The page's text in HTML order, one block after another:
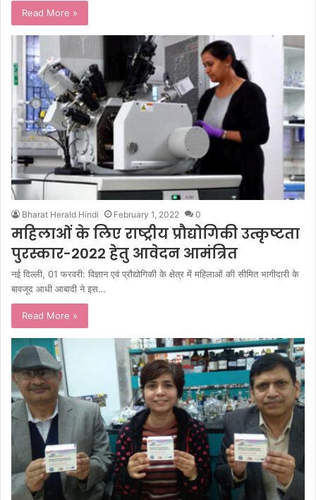
Read More »
Bharat Herald Hindi February 1, 2022 0
महिलाओं के लिए राष्ट्रीय प्रौद्योगिकी उत्कृष्टता
पुरस्कार-2022 हेतु आवेदन आमंत्रित
नई दिल्ली, 01 फरवरी: विज्ञान एवं प्रौद्योगिकी के क्षेत्र में महिलाओं की सीमित भागीदारी के
बावजूद आधी आबादी ने इस…
Read More »